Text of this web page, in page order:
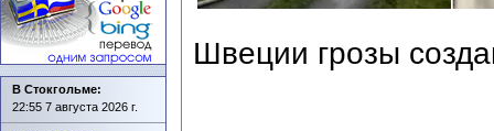
Швеции грозы
В Стокгольме:
22:55 7 августа 2026 г.